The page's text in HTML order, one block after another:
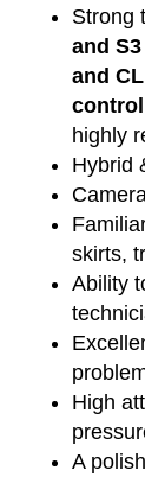
Strong
and
and
highly
Hybrid
skirts,
Ability
High
A